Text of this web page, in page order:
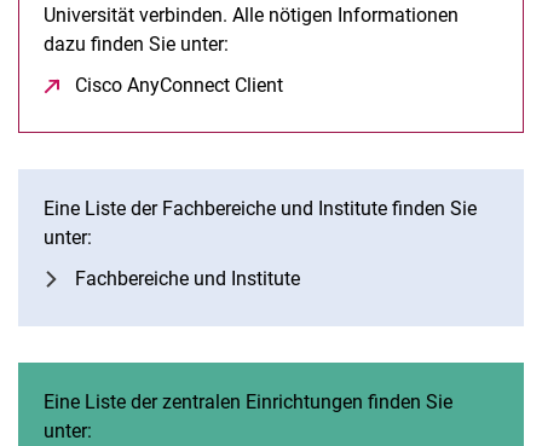
Universität verbinden. Alle nötigen Informationen
dazu finden Sie unter:
Cisco AnyConnect Client
Eine Liste der Fachbereiche und Institute finden Sie
unter:
Fachbereiche und Institute
Eine Liste der zentralen Einrichtungen finden Sie
unter: